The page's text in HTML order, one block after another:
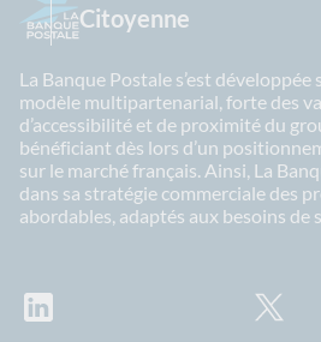
Citoyenne
La Banque Postale s’est développée
modèle multipartenarial, forte des
d’accessibilité et de proximité du
bénéficiant dès lors d’un
sur le marché français. Ainsi, La
dans sa stratégie commerciale des
abordables, adaptés aux besoins de